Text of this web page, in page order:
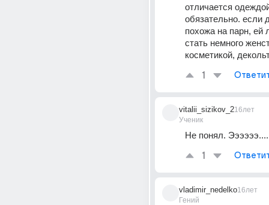
отличается
обязательно. если
похожа на парн, ей
стать немного
косметикой,
1
vitalii_sizikov_2
Ученик
16лет
Не понял. Ээээээ....
1
vladimir_nedelko
Гений
16лет